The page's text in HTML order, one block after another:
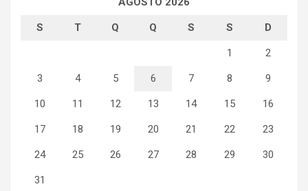
S T Q Q S S D
1 2
3 4 5 6 7 8 9
10 11 12 13 14 15 16
17 18 19 20 21 22 23
24 25 26 27 28 29 30
31